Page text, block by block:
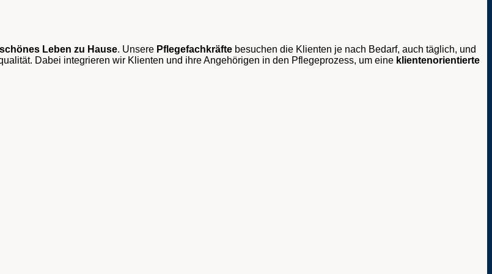
schönes Leben zu Hause. Unsere Pflegefachkräfte besuchen die Klienten je nach Bedarf, auch täglich, und
Dabei integrieren wir Klienten und ihre Angehörigen in den Pflegeprozess, um eine klientenorientierte